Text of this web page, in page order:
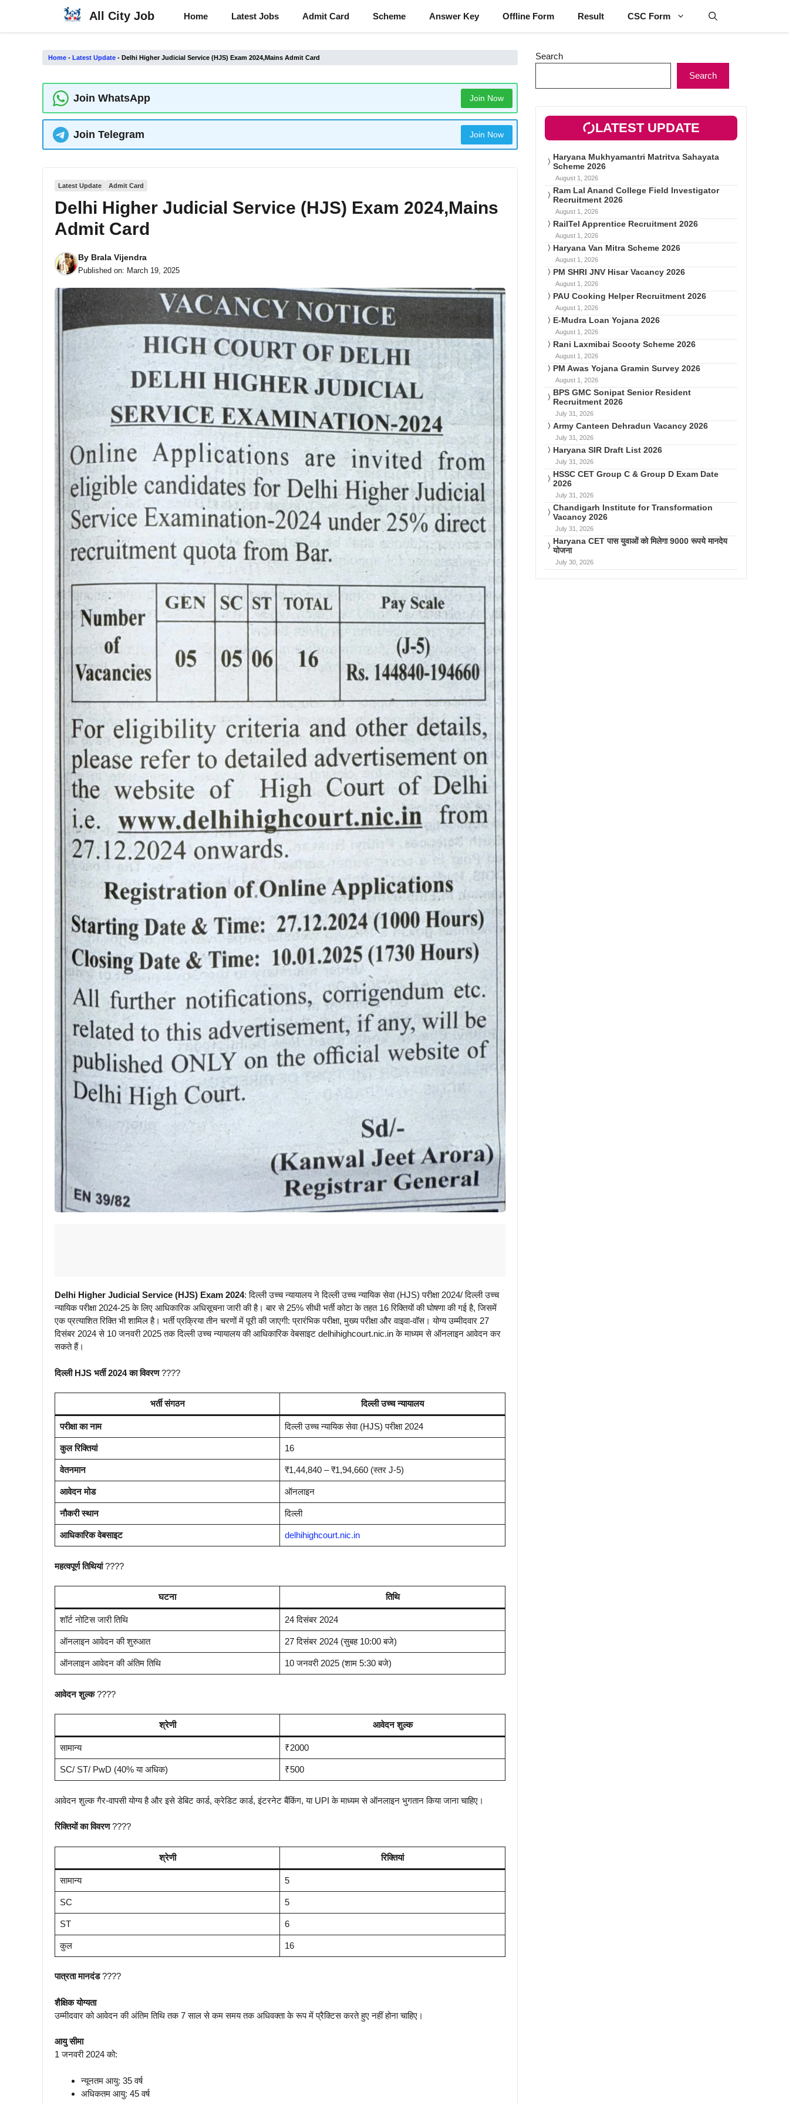
content
All City Job Home Latest Jobs Admit Card Scheme Answer Key Offline Form Result CSC Form
Home - Latest Update - Delhi Higher Judicial Service (HJS) Exam 2024,Mains Admit Card
Join WhatsApp Join Now
Join Telegram Join Now
Latest Update Admit Card
Delhi Higher Judicial Service (HJS) Exam 2024,Mains
Admit Card
By Brala Vijendra
Published on: March 19, 2025
Delhi Higher Judicial Service (HJS) Exam 2024: दिल्ली उच्च न्यायालय ने दिल्ली उच्च न्यायिक सेवा (HJS) परीक्षा 2024/ दिल्ली उच्च
न्यायिक परीक्षा 2024-25 के लिए आधिकारिक अधिसूचना जारी की है। बार से 25% सीधी भर्ती कोटा के तहत 16 रिक्तियों की घोषणा की गई है, जिसमें
एक प्रत्याशित रिक्ति भी शामिल है। भर्ती प्रक्रिया तीन चरणों में पूरी की जाएगी: प्रारंभिक परीक्षा, मुख्य परीक्षा और वाइवा-वॉस। योग्य उम्मीदवार 27
दिसंबर 2024 से 10 जनवरी 2025 तक दिल्ली उच्च न्यायालय की आधिकारिक वेबसाइट delhihighcourt.nic.in के माध्यम से ऑनलाइन आवेदन कर
सकते हैं।
दिल्ली HJS भर्ती 2024 का विवरण????
भर्ती संगठन दिल्ली उच्च न्यायालय
परीक्षा का नाम दिल्ली उच्च न्यायिक सेवा (HJS) परीक्षा 2024
कुल रिक्तियां 16
वेतनमान ₹1,44,840 – ₹1,94,660 (स्तर J-5)
आवेदन मोड ऑनलाइन
नौकरी स्थान दिल्ली
आधिकारिक वेबसाइट delhihighcourt.nic.in
महत्वपूर्ण तिथियां????
घटना तिथि
शॉर्ट नोटिस जारी तिथि 24 दिसंबर 2024
ऑनलाइन आवेदन की शुरुआत 27 दिसंबर 2024 (सुबह 10:00 बजे)
ऑनलाइन आवेदन की अंतिम तिथि 10 जनवरी 2025 (शाम 5:30 बजे)
आवेदन शुल्क????
श्रेणी आवेदन शुल्क
सामान्य ₹2000
SC/ ST/ PwD (40% या अधिक) ₹500
आवेदन शुल्क गैर-वापसी योग्य है और इसे डेबिट कार्ड, क्रेडिट कार्ड, इंटरनेट बैंकिंग, या UPI के माध्यम से ऑनलाइन भुगतान किया जाना चाहिए।
रिक्तियों का विवरण????
श्रेणी रिक्तियां
सामान्य 5
SC 5
ST 6
कुल 16
पात्रता मानदंड????
शैक्षिक योग्यता
उम्मीदवार को आवेदन की अंतिम तिथि तक 7 साल से कम समय तक अधिवक्ता के रूप में प्रैक्टिस करते हुए नहीं होना चाहिए।
आयु सीमा
1 जनवरी 2024 को:
न्यूनतम आयु: 35 वर्ष
अधिकतम आयु: 45 वर्ष
Search
Search
LATEST UPDATE
Haryana Mukhyamantri Matritva Sahayata
Scheme 2026
August 1, 2026
Ram Lal Anand College Field Investigator
Recruitment 2026
August 1, 2026
RailTel Apprentice Recruitment 2026
August 1, 2026
Haryana Van Mitra Scheme 2026
August 1, 2026
PM SHRI JNV Hisar Vacancy 2026
August 1, 2026
PAU Cooking Helper Recruitment 2026
August 1, 2026
E-Mudra Loan Yojana 2026
August 1, 2026
Rani Laxmibai Scooty Scheme 2026
August 1, 2026
PM Awas Yojana Gramin Survey 2026
August 1, 2026
BPS GMC Sonipat Senior Resident
Recruitment 2026
July 31, 2026
Army Canteen Dehradun Vacancy 2026
July 31, 2026
Haryana SIR Draft List 2026
July 31, 2026
HSSC CET Group C & Group D Exam Date
2026
July 31, 2026
Chandigarh Institute for Transformation
Vacancy 2026
July 31, 2026
Haryana CET पास युवाओं को मिलेगा 9000 रूपये मानदेय
योजना
July 30, 2026